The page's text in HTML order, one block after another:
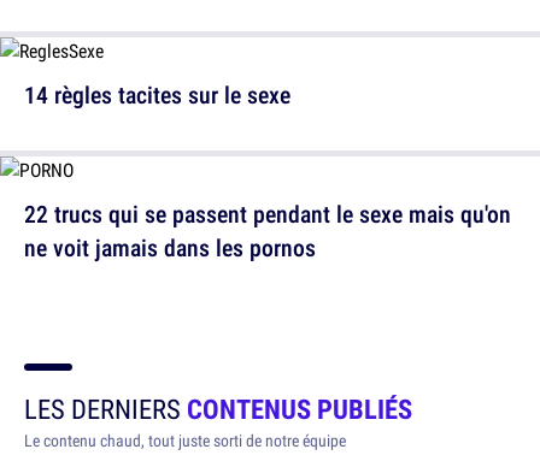
22 trucs qui se passent pendant le sexe mais qu'on
ne voit jamais dans les pornos
14 règles tacites sur le sexe
LES DERNIERS CONTENUS PUBLIÉS
Le contenu chaud, tout juste sorti de notre équipe